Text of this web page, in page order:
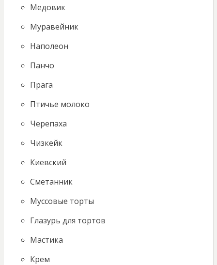
Медовик
Муравейник
Наполеон
Панчо
Прага
Птичье молоко
Черепаха
Чизкейк
Киевский
Сметанник
Муссовые торты
Глазурь для тортов
Мастика
Крем